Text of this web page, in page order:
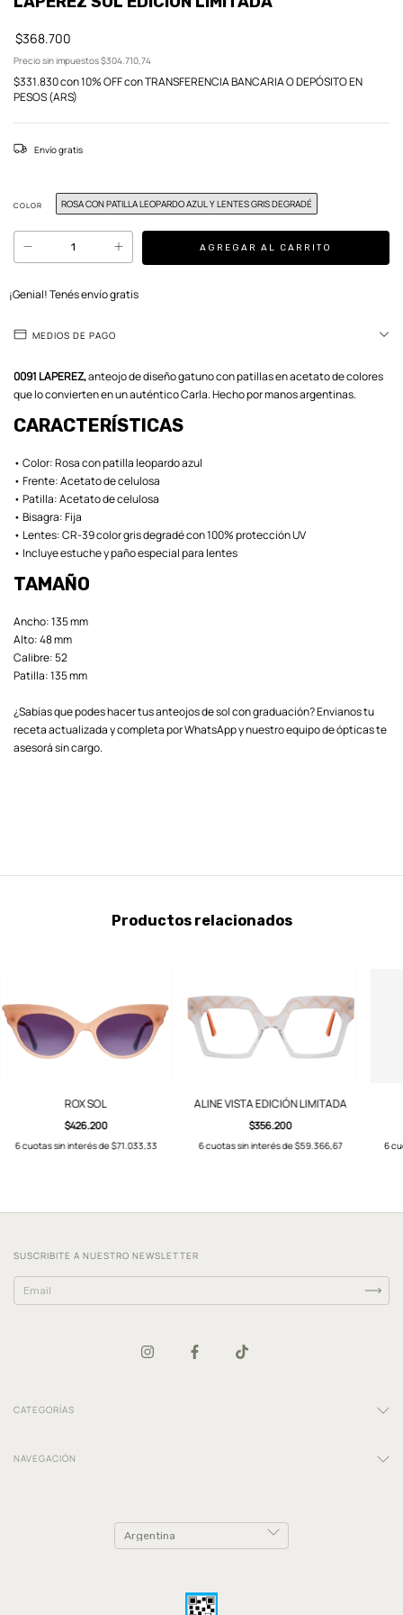
$368.700
Precio sin impuestos$304.710,74
$331.830con10% OFF con TRANSFERENCIA BANCARIA O DEPÓSITO EN
PESOS (ARS)
Envío gratis
COLOR ROSA CON PATILLA LEOPARDO AZUL Y LENTES GRIS DEGRADÉ
¡Genial! Tenés envío gratis
MEDIOS DE PAGO
0091 LAPEREZ,anteojo de diseño gatuno con patillas en acetato de colores
que lo convierten en un auténtico Carla. Hecho por manos argentinas.
CARACTERÍSTICAS
• Color: Rosa con patilla leopardo azul
• Frente: Acetato de celulosa
• Patilla: Acetato de celulosa
• Bisagra: Fija
• Lentes: CR-39 color gris degradé con 100% protección UV
• Incluye estuche y paño especial para lentes
TAMAÑO
Ancho: 135 mm
Alto: 48 mm
Calibre: 52
Patilla: 135 mm
¿Sabías que podes hacer tus anteojos de sol con graduación? Envianos tu
receta actualizada y completa por WhatsApp y nuestro equipo de ópticas te
asesorá sin cargo.
Productos relacionados
ROX SOL
$426.200
6cuotas sin interés de$71.033,33
ALINE VISTA EDICIÓN LIMITADA
$356.200
6cuotas sin interés de$59.366,67 6
SUSCRIBITE A NUESTRO NEWSLETTER
CATEGORÍAS
NAVEGACIÓN